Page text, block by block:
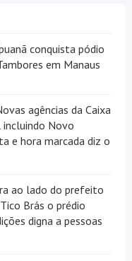
conquista pódio
em Manaus
agências da Caixa
incluindo Novo
e hora marcada diz o
ao lado do prefeito
Brás o prédio
digna a pessoas